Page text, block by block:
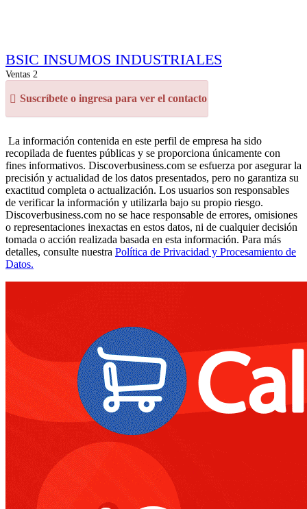
BSIC INSUMOS INDUSTRIALES
Ventas 2
Suscríbete o ingresa para ver el contacto
La información contenida en este perfil de empresa ha sido
recopilada de fuentes públicas y se proporciona únicamente con
fines informativos. Discoverbusiness.com se esfuerza por asegurar la
precisión y actualidad de los datos presentados, pero no garantiza su
exactitud completa o actualización. Los usuarios son responsables
de verificar la información y utilizarla bajo su propio riesgo.
Discoverbusiness.com no se hace responsable de errores, omisiones
o representaciones inexactas en estos datos, ni de cualquier decisión
tomada o acción realizada basada en esta información. Para más
detalles, consulte nuestra Política de Privacidad y Procesamiento de
Datos.